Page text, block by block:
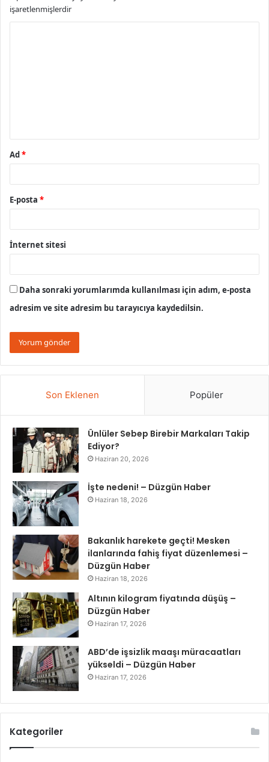
işaretlenmişlerdir
Ad*
E-posta *
İnternet sitesi
Daha sonraki yorumlarımda kullanılması için adım, e-posta
adresim ve site adresim bu tarayıcıya kaydedilsin.
Son Eklenen Popüler
Ünlüler Sebep Birebir Markaları Takip
Ediyor?
Haziran 20, 2026
İşte nedeni! – Düzgün Haber
Haziran 18, 2026
Bakanlık harekete geçti! Mesken
ilanlarında fahiş fiyat düzenlemesi –
Düzgün Haber
Haziran 18, 2026
Altının kilogram fiyatında düşüş –
Düzgün Haber
Haziran 17, 2026
ABD’de işsizlik maaşı müracaatları
yükseldi – Düzgün Haber
Haziran 17, 2026
Kategoriler